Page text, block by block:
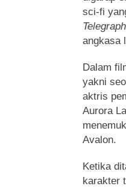
sci-fi
Telegraph
angkasa
Dalam
yakni
aktris
Aurora
Avalon.
Ketika
karakter